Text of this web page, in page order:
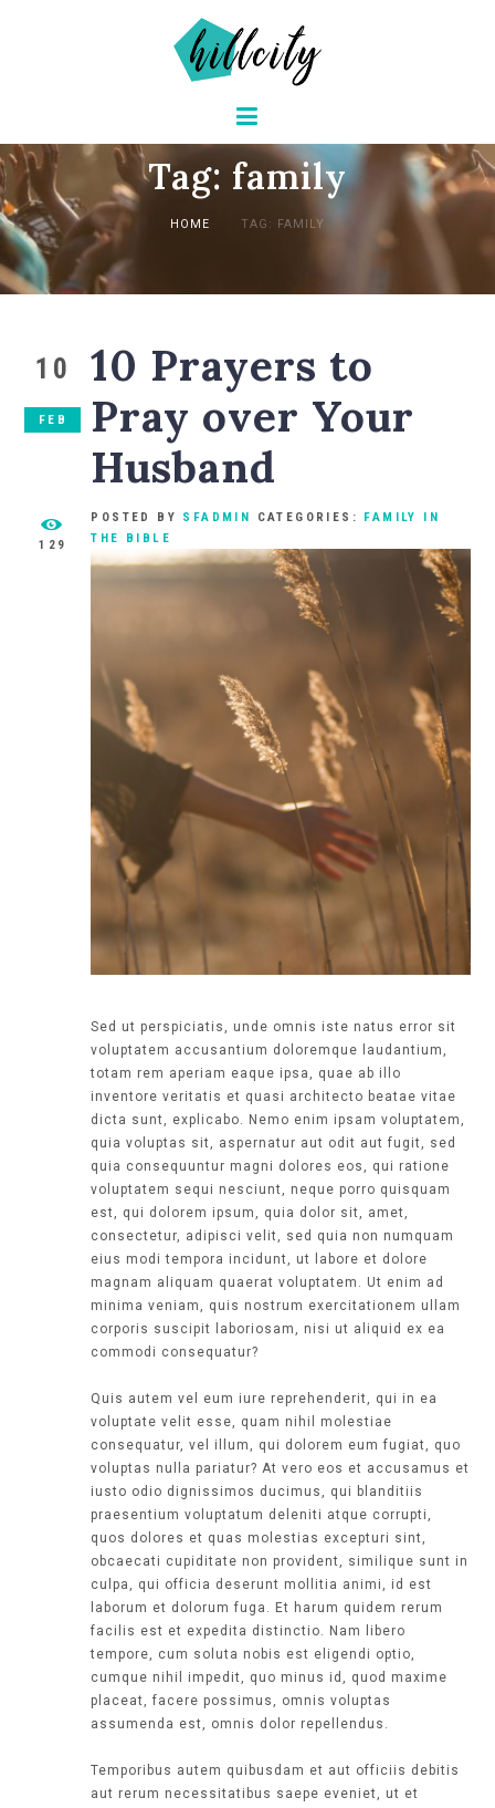
Tag: family
HOME TAG: FAMILY
10 Prayers to
Pray over Your
Husband
10
FEB
POSTED BY SFADMIN CATEGORIES:
FAMILY IN
THE BIBLE
129
Sed ut perspiciatis, unde omnis iste natus error sit
voluptatem accusantium doloremque laudantium,
totam rem aperiam eaque ipsa, quae ab illo
inventore veritatis et quasi architecto beatae vitae
dicta sunt, explicabo. Nemo enim ipsam voluptatem,
quia voluptas sit, aspernatur aut odit aut fugit, sed
quia consequuntur magni dolores eos, qui ratione
voluptatem sequi nesciunt, neque porro quisquam
est, qui dolorem ipsum, quia dolor sit, amet,
consectetur, adipisci velit, sed quia non numquam
eius modi tempora incidunt, ut labore et dolore
magnam aliquam quaerat voluptatem. Ut enim ad
minima veniam, quis nostrum exercitationem ullam
corporis suscipit laboriosam, nisi ut aliquid ex ea
commodi consequatur?
Quis autem vel eum iure reprehenderit, qui in ea
voluptate velit esse, quam nihil molestiae
consequatur, vel illum, qui dolorem eum fugiat, quo
voluptas nulla pariatur? At vero eos et accusamus et
iusto odio dignissimos ducimus, qui blanditiis
praesentium voluptatum deleniti atque corrupti,
quos dolores et quas molestias excepturi sint,
obcaecati cupiditate non provident, similique sunt in
culpa, qui officia deserunt mollitia animi, id est
laborum et dolorum fuga. Et harum quidem rerum
facilis est et expedita distinctio. Nam libero
tempore, cum soluta nobis est eligendi optio,
cumque nihil impedit, quo minus id, quod maxime
placeat, facere possimus, omnis voluptas
assumenda est, omnis dolor repellendus.
Temporibus autem quibusdam et aut officiis debitis
aut rerum necessitatibus saepe eveniet, ut et